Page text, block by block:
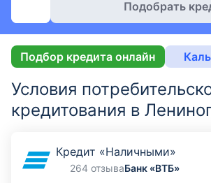
Подобрать
Подбор кредита онлайн
Условия
кредитования в
Кредит «Наличными»
264 отзываБанк «ВТБ»